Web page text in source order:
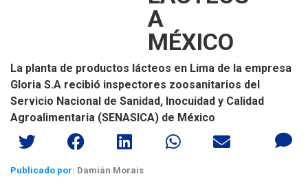
A
MÉXICO
La planta de productos lácteos en Lima de la empresa
Gloria S.A recibió inspectores zoosanitarios del
Servicio Nacional de Sanidad, Inocuidad y Calidad
Agroalimentaria (SENASICA) de México
Publicado por: Damián Morais